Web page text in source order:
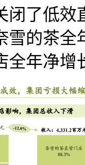
闭了低
雪的茶全
全年净增